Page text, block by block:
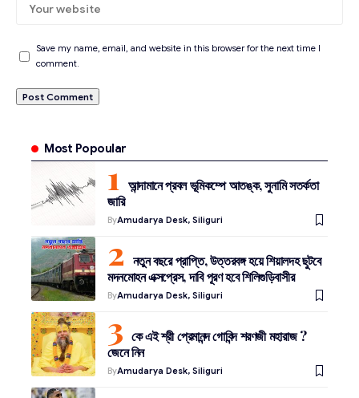
Save my name, email, and website in this browser for the next time I
comment.
Most Popoular
আন্দামানে প্রবল ভূমিকম্পে আতঙ্ক, সুনামি সতর্কতা
জারি
ByAmudarya Desk, Siliguri
নতুন বছরে প্রাপ্তি, উত্তরবঙ্গ হয়ে শিয়ালদহ ছুটবে
মদনমোহন এক্সপ্রেস, দাবি পূরণ হবে শিলিগুড়িবাসীর
ByAmudarya Desk, Siliguri
কে এই শ্রী প্রেমানন্দ গোবিন্দ শরণজী মহারাজ ?
জেনে নিন
ByAmudarya Desk, Siliguri